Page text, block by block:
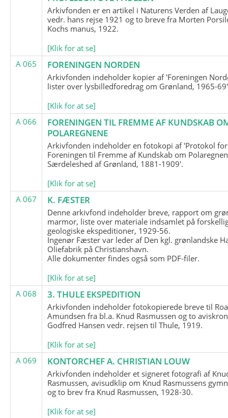
Arkivfonden er en artikel i Naturens Verden af
vedr. hans rejse 1921 og to breve fra Morten
Kochs manus, 1922.
[Klik for at se]
A 065
FORENINGEN NORDEN
Arkivfonden indeholder kopier af 'Foreningen
lister over lysbilledforedrag om Grønland, 1965-
[Klik for at se]
A 066
FORENINGEN TIL FREMME AF KUNDSKAB
POLAREGNENE
Arkivfonden indeholder en fotokopi af 'Protokol for
Foreningen til Fremme af Kundskab om
Særdeleshed af Grønland, 1881-1909'.
[Klik for at se]
A 067
K. FÆSTER
Denne arkivfond indeholder breve, rapport om
marmor, liste over materiale indsamlet på
geologiske ekspeditioner, 1929-56.
Ingenør Fæster var leder af Den kgl. grønlandske
Oliefabrik på Christianshavn.
Alle dokumenter findes også som PDF-filer.
[Klik for at se]
A 068
3. THULE EKSPEDITION
Arkivfonden indeholder fotokopierede breve til
Amundsen fra bl.a. Knud Rasmussen og to
Godfred Hansen vedr. rejsen til Thule, 1919.
[Klik for at se]
A 069
KONTORCHEF A. CHRISTIAN LOUW
Arkivfonden indeholder et signeret fotografi af
Rasmussen, avisudklip om Knud Rasmussens
og to brev fra Knud Rasmussen, 1928-30.
[Klik for at se]